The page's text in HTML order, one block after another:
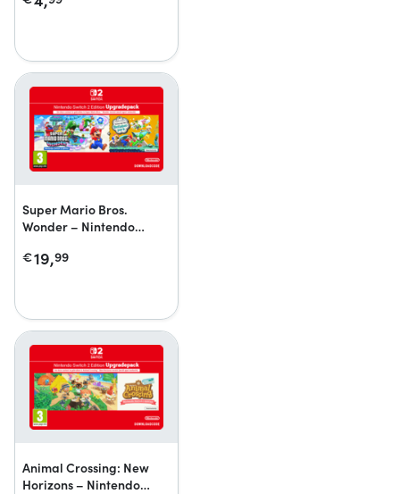
Super Mario Bros.
Wonder – Nintendo
naar het Bellabelpark-
€19,99
Animal Crossing: New
Horizons – Nintendo